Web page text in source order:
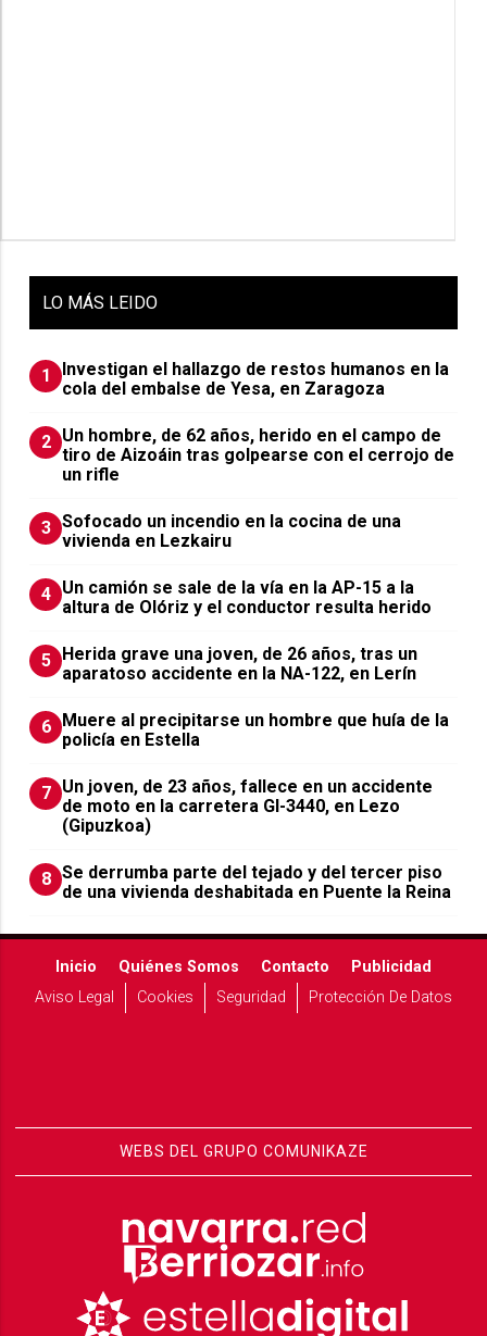
LO MÁS LEIDO
1
Investigan el hallazgo de restos humanos en la
cola del embalse de Yesa, en Zaragoza
2 Un hombre, de 62 años, herido en el campo de
tiro de Aizoáin tras golpearse con el cerrojo de
un rifle
3 Sofocado un incendio en la cocina de una
vivienda en Lezkairu
4 Un camión se sale de la vía en la AP-15 a la
altura de Olóriz y el conductor resulta herido
5 Herida grave una joven, de 26 años, tras un
aparatoso accidente en la NA-122, en Lerín
6 Muere al precipitarse un hombre que huía de la
policía en Estella
7 Un joven, de 23 años, fallece en un accidente
de moto en la carretera GI-3440, en Lezo
(Gipuzkoa)
8 Se derrumba parte del tejado y del tercer piso
de una vivienda deshabitada en Puente la Reina
Inicio Quiénes Somos Contacto
Publicidad
Aviso Legal
Cookies Seguridad Protección De Datos
WEBS DEL GRUPO COMUNIKAZE